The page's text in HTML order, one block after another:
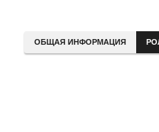
ОБЩАЯ ИНФОРМАЦИЯ